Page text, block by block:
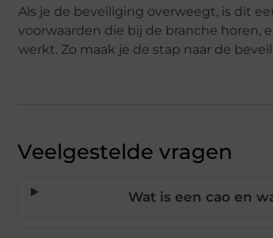
Als je de beveiliging overweegt, is dit
voorwaarden die bij de branche horen,
werkt. Zo maak je de stap naar de
Veelgestelde vragen
Wat is een cao en